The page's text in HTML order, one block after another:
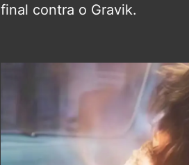
final contra o Gravik.